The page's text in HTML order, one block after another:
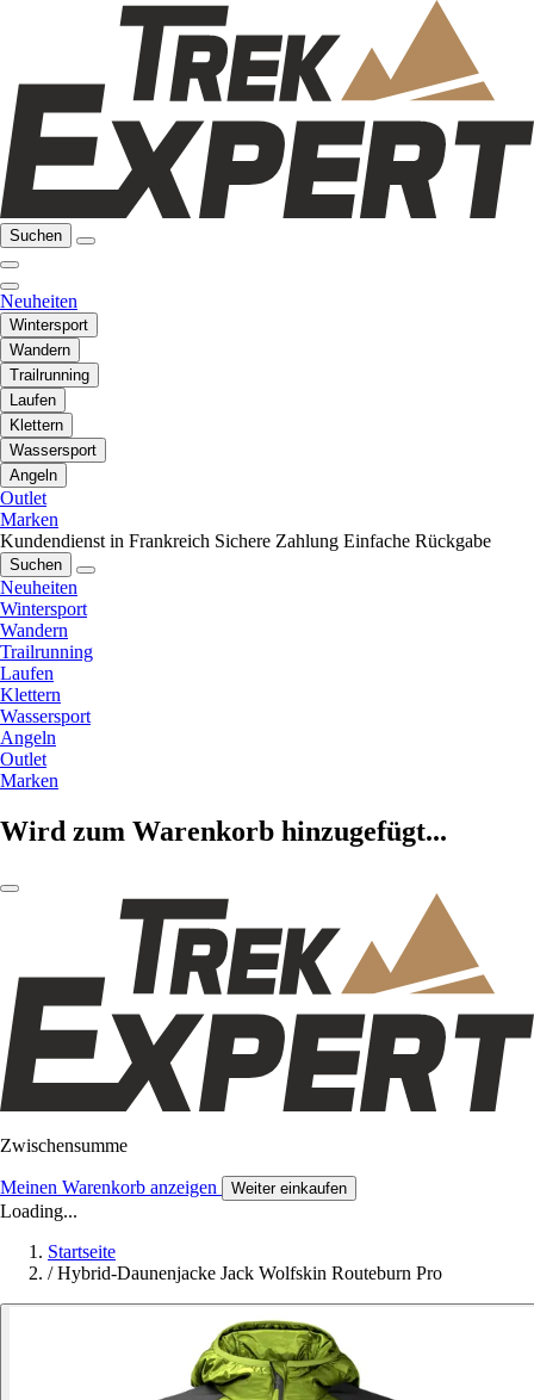
Suchen
Neuheiten
Wintersport
Wandern
Trailrunning
Laufen
Klettern
Wassersport
Angeln
Outlet
Marken
Kundendienst in Frankreich Sichere Zahlung Einfache Rückgabe
Suchen
Neuheiten
Wintersport
Wandern
Trailrunning
Laufen
Klettern
Wassersport
Angeln
Outlet
Marken
Wird zum Warenkorb hinzugefügt...
Zwischensumme
Meinen Warenkorb anzeigen Weiter einkaufen
Loading...
Startseite
/ Hybrid-Daunenjacke Jack Wolfskin Routeburn Pro